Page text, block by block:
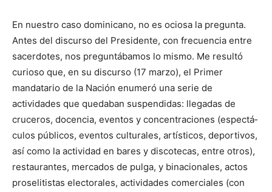
En nuestro caso dominicano, no es ociosa la pregunta.
Antes del discurso del Presidente, con frecuencia entre
sacerdotes, nos preguntábamos lo mismo. Me resultó
curioso que, en su discurso (17 marzo), el Primer
mandatario de la Nación enumeró una serie de
actividades que quedaban suspendidas: llegadas de
cruceros, do­cencia, eventos y concentraciones (espectá­
culos públicos, eventos culturales, artísticos, deportivos,
así como la actividad en bares y discotecas, entre otros),
restaurantes, mercados de pulga, y binacionales, actos
proselitistas electora­les, actividades comerciales (con